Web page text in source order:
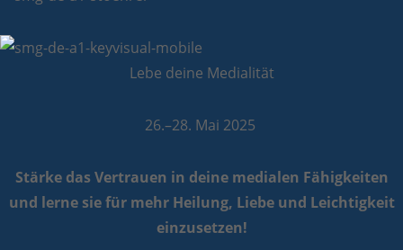
Lebe deine Medialität
26.–28. Mai 2025
Stärke das Vertrauen in deine medialen Fähigkeiten
und lerne sie für mehr Heilung, Liebe und Leichtigkeit
einzusetzen!